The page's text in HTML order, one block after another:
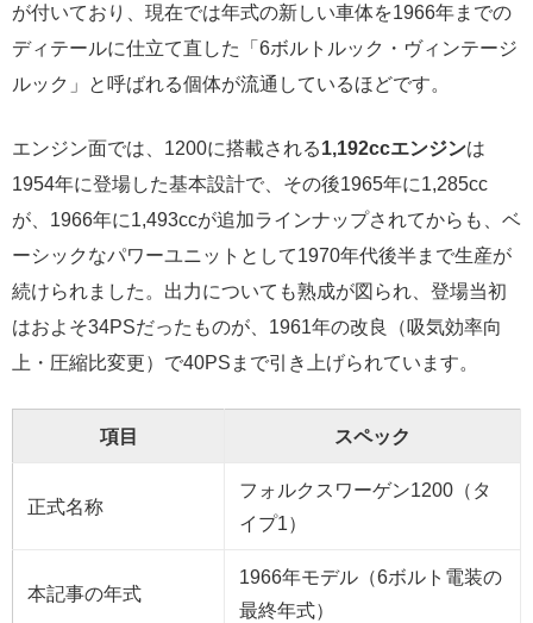
が付いており、現在では年式の新しい車体を1966年までの
ディテールに仕立て直した「6ボルトルック・ヴィンテージ
ルック」と呼ばれる個体が流通しているほどです。
エンジン面では、1200に搭載される1,192ccエンジンは
1954年に登場した基本設計で、その後1965年に1,285cc
が、1966年に1,493ccが追加ラインナップされてからも、ベ
ーシックなパワーユニットとして1970年代後半まで生産が
続けられました。出力についても熟成が図られ、登場当初
はおよそ34PSだったものが、1961年の改良（吸気効率向
上・圧縮比変更）で40PSまで引き上げられています。
項目 スペック
正式名称
フォルクスワーゲン1200（タ
イプ1）
本記事の年式
1966年モデル（6ボルト電装の
最終年式）